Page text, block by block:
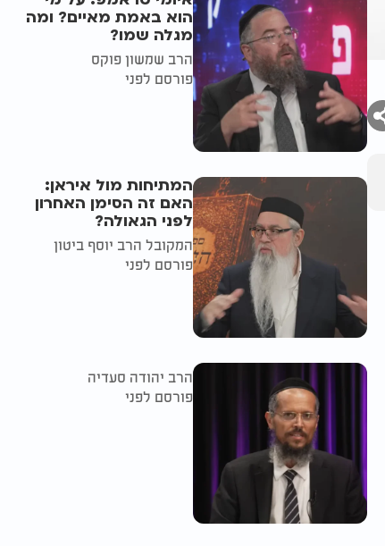
הוא באמת מאיים? ומה
מגלה שמו?
הרב שמשון פוקס
פורסם לפני
המתיחות מול איראן:
האם זה הסימן האחרון
לפני הגאולה?
המקובל הרב יוסף ביטון
פורסם לפני
הרב יהודה סעדיה
פורסם לפני